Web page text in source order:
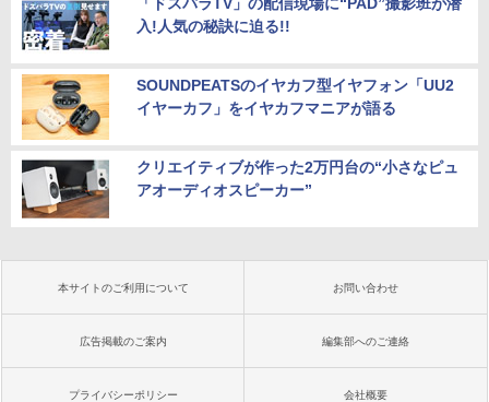
入!人気の秘訣に迫る!!
SOUNDPEATSのイヤカフ型イヤフォン「UU2
イヤーカフ」をイヤカフマニアが語る
クリエイティブが作った2万円台の“小さなピュ
アオーディオスピーカー”
本サイトのご利用について お問い合わせ
広告掲載のご案内 編集部へのご連絡
プライバシーポリシー 会社概要